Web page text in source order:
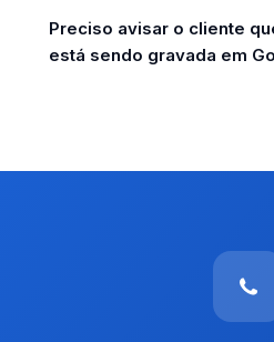
Preciso avisar o cliente
está sendo gravada em